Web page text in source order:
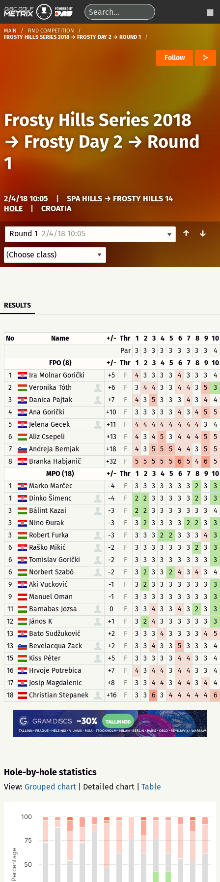
MAIN
FIND COMPETITION
FROSTY HILLS SERIES 2018 → FROSTY DAY 2 → ROUND 1
Follow
Frosty Hills Series 2018
→ Frosty Day 2 →Round
1
2/4/18 10:05
SPA HILLS → FROSTY HILLS 14
HOLE
CROATIA
Round 1 2/4/18 10:05 ↑ ↓
RESULTS
No Name +/- Thr 1 2 3 4 5 6 7 8 9 10
Par 3 3 3 3 3 3 3 3 3
4
FPO (8)
+/- Thr 1 2 3 4 5 6 7 8 9 10
1
Ira Molnar Gorički +5 F 4 3 3 3 3 4 3 3 3
4
2
Veronika Tóth +6 F 3 4 4 3 3 4 4 3 5
3
3
Danica Pajtak +7 F 4 3 5 3 3 3 4 3 4
4
4
Ana Gorički +10 F 3 3 3 3 3 4 3 4 5
5
5
Jelena Gecek +11 F 4 4 4 4 4 4 4 4 3
4
6
Aliz Csepeli +13 F 4 3 4 5 3 4 4 4 5
5
7
Andreja Bernjak +18 F 4 3 5 5 5 4 4 3 5
5
8
Branka Habjanič +32 F 5 5 5 5 5 6 5 4 6
5
MPO (18)
+/- Thr 1 2 3 4 5 6 7 8 9 10
1
Marko Marčec -4 F 3 3 3 3 3 3 3 2 3
3
1
Dinko Šimenc -4 F 2 2 3 3 3 3 3 2 3
3
3
Bálint Kazai -3 F 2 2 3 3 3 3 3 3 3
4
3
Nino Đurak -3 F 3 2 3 3 3 3 2 2 3
3
3
Robert Furka -3 F 3 3 3 2 2 3 3 3 4
3
6
Raško Mikić -2 F 3 3 3 3 3 3 3 2 3
3
6
Tomislav Gorički -2 F 3 3 3 3 3 3 3 3 3
3
6
Norbert Szabó -2 F 3 2 3 3 2 4 3 4 3
4
9
Aki Vucković -1 F 3 2 3 3 3 3 3 3 3
3
9
Manuel Oman -1 F 3 3 3 3 3 3 3 3 3
3
11
Barnabas Jozsa 0 F 3 3 4 3 3 4 3 2 3
3
12
János K +1 F 3 2 4 3 3 3 3 3 3
3
13
Bato Sudžuković +2 F 3 3 3 4 3 3 3 3 4
5
13
Bevelacqua Zack +2 F 3 3 4 3 3 5 3 3 3
4
15
Kiss Péter +5 F 3 3 3 3 3 4 4 3 3
4
16
Hrvoje Potrebica +7 F 4 3 4 4 3 4 4 3 3
4
17
Josip Magdalenic +8 F 3 3 4 4 3 4 4 3 4
4
18
Christian Stepanek +16 F 3 3 6 3 4 4 4 4 4 6
Hole-by-hole statistics
View: Grouped chart Detailed chart Table
Percentage 50
75
100